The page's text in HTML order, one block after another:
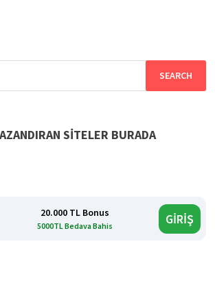
SİTELER BURADA
20.000 TL Bonus
5000TL Bedava Bahis GİRİŞ